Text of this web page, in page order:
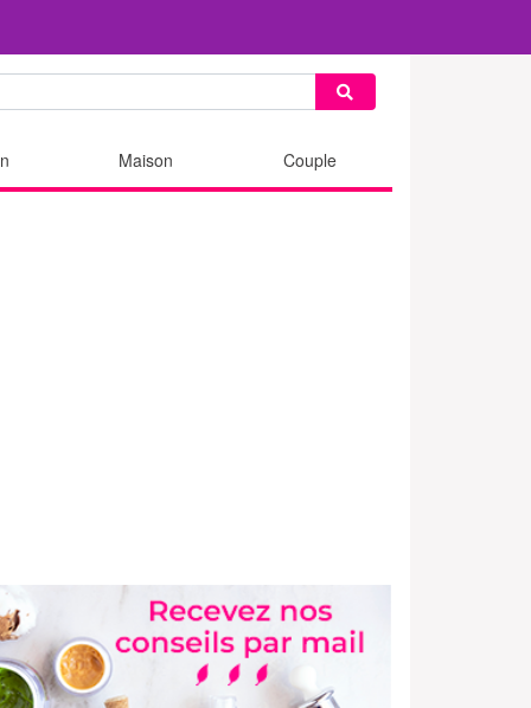
Maison Couple